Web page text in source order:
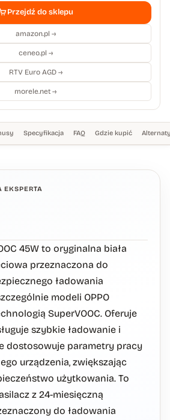
Przejdź do sklepu
amazon.pl →
ceneo.pl →
RTV Euro AGD →
morele.net →
Specyfikacja FAQ Gdzie kupić
EKSPERTA
45W to oryginalna biała
przeznaczona do
ładowania
modeli OPPO
SuperVOOC. Oferuje
szybkie ładowanie i
dostosowuje parametry pracy
urządzenia, zwiększając
użytkowania. To
z 24-miesięczną
do ładowania